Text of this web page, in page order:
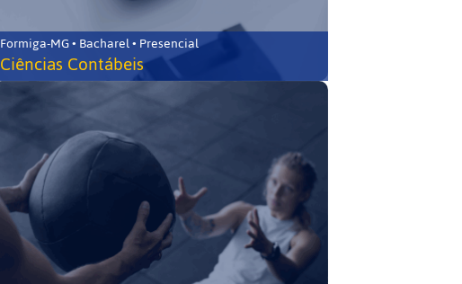
Formiga-MG • Bacharel • Presencial
Ciências Contábeis